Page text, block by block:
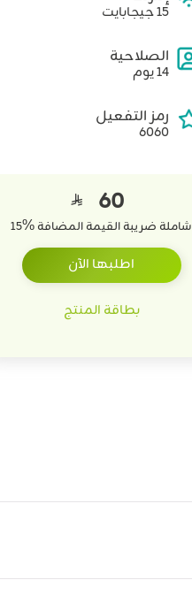
15 جيجابايت
الصلاحية
14 يوم
رمز التفعيل
6060
60

شاملة ضريبة القيمة المضافة %
15
اطلبها الآن
بطاقة المنتج